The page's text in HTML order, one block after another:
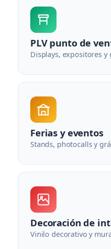
PLV punto de
Displays, expositores y
Ferias y eventos
Stands, photocalls y
Decoración de
Vinilo decorativo y